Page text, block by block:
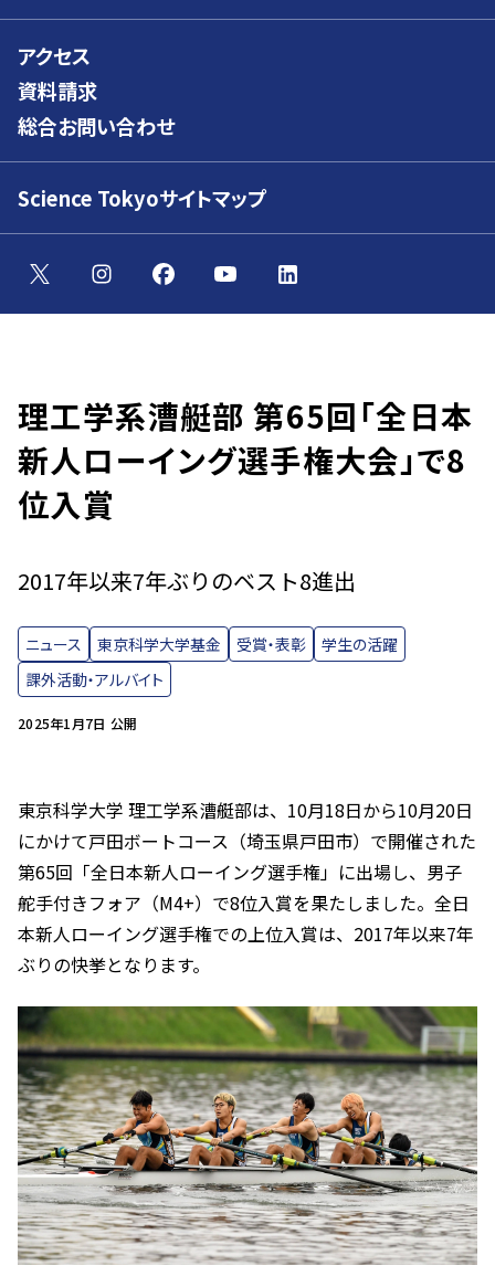
アクセス
資料請求
総合お問い合わせ
Science Tokyoサイトマップ
理工学系漕艇部 第65回「全日本
新人ローイング選手権大会」で8
位入賞
2025年1月7日 公開
2017年以来7年ぶりのベスト8進出
ニュース 東京科学大学基金 受賞・表彰
学生の活躍
課外活動・アルバイト
東京科学大学 理工学系漕艇部は、10月18日から10月20日
にかけて戸田ボートコース（埼玉県戸田市）で開催された
第65回「全日本新人ローイング選手権」に出場し、男子
舵手付きフォア（M4+）で8位入賞を果たしました。全日
本新人ローイング選手権での上位入賞は、2017年以来7年
ぶりの快挙となります。